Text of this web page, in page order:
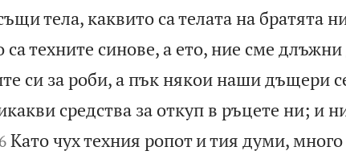
тела, каквито са телата на братята
са техните синове, а ето, ние сме
си за роби, а пък някои наши дъщери
средства за откуп в ръцете ни; и

6 Като чух техния ропот и тия думи, много